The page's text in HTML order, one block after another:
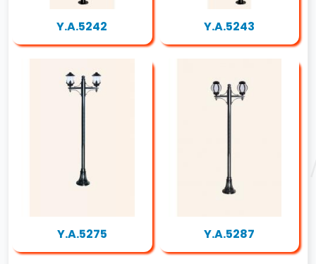
Y.A.5242 Y.A.5243
Y.A.5275 Y.A.5287